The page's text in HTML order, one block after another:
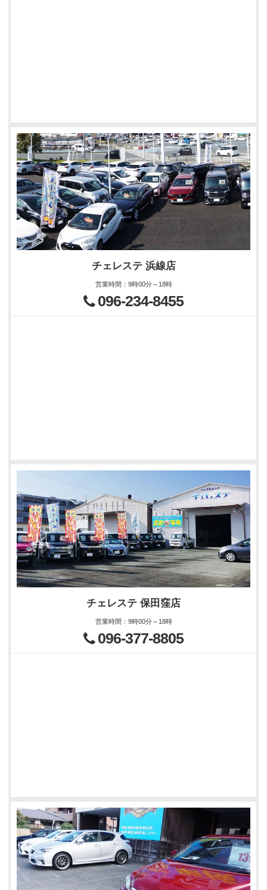
チェレステ 浜線店
営業時間 ： 9時00分～18時
096-234-8455
チェレステ 保田窪店
営業時間 ： 9時00分～18時
096-377-8805